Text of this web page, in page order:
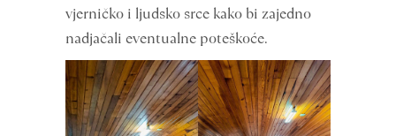
vjerničko i ljudsko srce kako bi zajedno
nadjačali eventualne poteškoće.